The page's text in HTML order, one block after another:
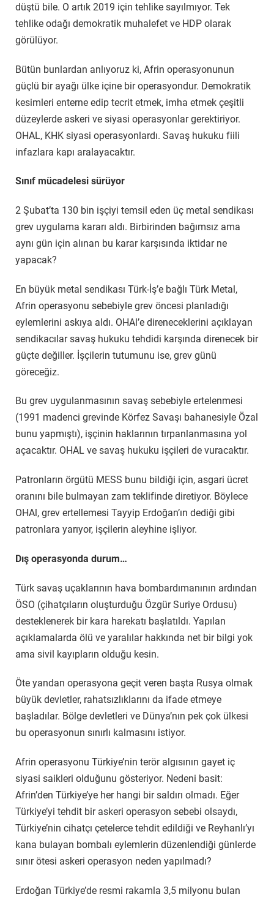
düştü bile. O artık 2019 için tehlike sayılmıyor. Tek
tehlike odağı demokratik muhalefet ve HDP olarak
görülüyor.
Bütün bunlardan anlıyoruz ki, Afrin operasyonunun
güçlü bir ayağı ülke içine bir operasyondur. Demokratik
kesimleri enterne edip tecrit etmek, imha etmek çeşitli
düzeylerde askeri ve siyasi operasyonlar gerektiriyor.
OHAL, KHK siyasi operasyonlardı. Savaş hukuku fiili
infazlara kapı aralayacaktır.
Sınıf mücadelesi sürüyor
2 Şubat’ta 130 bin işçiyi temsil eden üç metal sendikası
grev uygulama kararı aldı. Birbirinden bağımsız ama
aynı gün için alınan bu karar karşısında iktidar ne
yapacak?
En büyük metal sendikası Türk-İş’e bağlı Türk Metal,
Afrin operasyonu sebebiyle grev öncesi planladığı
eylemlerini askıya aldı. OHAl’e direneceklerini açıklayan
sendikacılar savaş hukuku tehdidi karşında direnecek bir
güçte değiller. İşçilerin tutumunu ise, grev günü
göreceğiz.
Bu grev uygulanmasının savaş sebebiyle ertelenmesi
(1991 madenci grevinde Körfez Savaşı bahanesiyle Özal
bunu yapmıştı), işçinin haklarının tırpanlanmasına yol
açacaktır. OHAL ve savaş hukuku işçileri de vuracaktır.
Patronların örgütü MESS bunu bildiği için, asgari ücret
oranını bile bulmayan zam teklifinde diretiyor. Böylece
OHAl, grev ertellemesi Tayyip Erdoğan’ın dediği gibi
patronlara yarıyor, işçilerin aleyhine işliyor.
Dış operasyonda durum…
Türk savaş uçaklarının hava bombardımanının ardından
ÖSO (çihatçıların oluşturduğu Özgür Suriye Ordusu)
desteklenerek bir kara harekatı başlatıldı. Yapılan
açıklamalarda ölü ve yaralılar hakkında net bir bilgi yok
ama sivil kayıpların olduğu kesin.
Öte yandan operasyona geçit veren başta Rusya olmak
büyük devletler, rahatsızlıklarını da ifade etmeye
başladılar. Bölge devletleri ve Dünya’nın pek çok ülkesi
bu operasyonun sınırlı kalmasını istiyor.
Afrin operasyonu Türkiye’nin terör algısının gayet iç
siyasi saikleri olduğunu gösteriyor. Nedeni basit:
Afrin’den Türkiye’ye her hangi bir saldırı olmadı. Eğer
Türkiye’yi tehdit bir askeri operasyon sebebi olsaydı,
Türkiye’nin cihatçı çetelerce tehdit edildiği ve Reyhanlı’yı
kana bulayan bombalı eylemlerin düzenlendiği günlerde
sınır ötesi askeri operasyon neden yapılmadı?
Erdoğan Türkiye’de resmi rakamla 3,5 milyonu bulan